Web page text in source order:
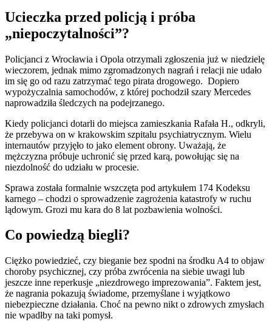
Ucieczka przed policją i próba
„niepoczytalności”?
Policjanci z Wrocławia i Opola otrzymali zgłoszenia już w niedzielę
wieczorem, jednak mimo zgromadzonych nagrań i relacji nie udało
im się go od razu zatrzymać tego pirata drogowego. Dopiero
wypożyczalnia samochodów, z której pochodził szary Mercedes
naprowadziła śledczych na podejrzanego.
Kiedy policjanci dotarli do miejsca zamieszkania Rafała H., odkryli,
że przebywa on w krakowskim szpitalu psychiatrycznym. Wielu
internautów przyjęło to jako element obrony. Uważają, że
mężczyzna próbuje uchronić się przed karą, powołując się na
niezdolność do udziału w procesie.
Sprawa została formalnie wszczęta pod artykułem 174 Kodeksu
karnego – chodzi o sprowadzenie zagrożenia katastrofy w ruchu
lądowym. Grozi mu kara do 8 lat pozbawienia wolności.
Co powiedzą biegli?
Ciężko powiedzieć, czy bieganie bez spodni na środku A4 to objaw
choroby psychicznej, czy próba zwrócenia na siebie uwagi lub
jeszcze inne reperkusje „niezdrowego imprezowania”. Faktem jest,
że nagrania pokazują świadome, przemyślane i wyjątkowo
niebezpieczne działania. Choć na pewno nikt o zdrowych zmysłach
nie wpadłby na taki pomysł.